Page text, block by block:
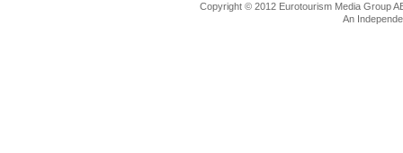
Copyright © 2012 Eurotourism Media Group
An